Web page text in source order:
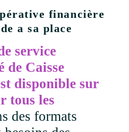
financière
a sa place
service
de Caisse
disponible sur
tous les
des formats